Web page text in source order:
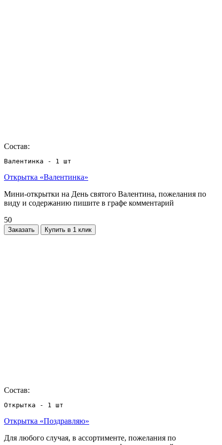
Состав:
Валентинка - 1 шт
Открытка «Валентинка»
Мини-открытки на День святого Валентина, пожелания по
виду и содержанию пишите в графе комментарий
50
Заказать Купить в 1 клик
Состав:
Открытка - 1 шт
Открытка «Поздравляю»
Для любого случая, в ассортименте, пожелания по